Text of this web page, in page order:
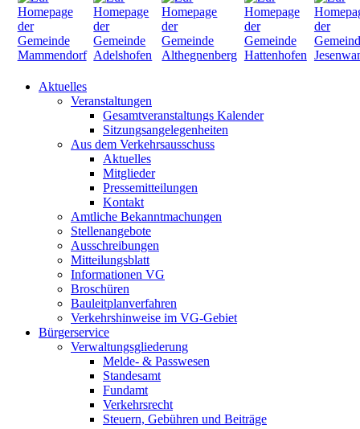
Aktuelles
Veranstaltungen
Gesamtveranstaltungs Kalender
Sitzungsangelegenheiten
Aus dem Verkehrsausschuss
Aktuelles
Mitglieder
Pressemitteilungen
Kontakt
Amtliche Bekanntmachungen
Stellenangebote
Ausschreibungen
Mitteilungsblatt
Informationen VG
Broschüren
Bauleitplanverfahren
Verkehrshinweise im VG-Gebiet
Bürgerservice
Verwaltungsgliederung
Melde- & Passwesen
Standesamt
Fundamt
Verkehrsrecht
Steuern, Gebühren und Beiträge